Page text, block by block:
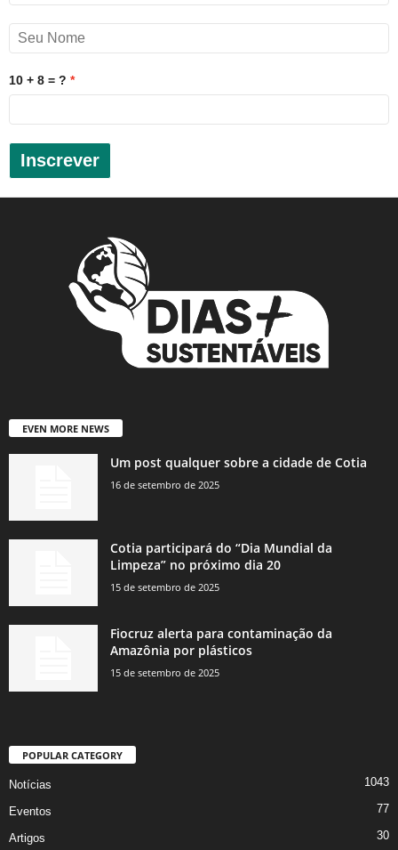
10 + 8 = ?
Inscrever
EVEN MORE NEWS
Um post qualquer sobre a cidade de Cotia
16 de setembro de 2025
Cotia participará do “Dia Mundial da
Limpeza” no próximo dia 20
15 de setembro de 2025
Fiocruz alerta para contaminação da
Amazônia por plásticos
15 de setembro de 2025
POPULAR CATEGORY
Notícias 1043
Eventos 77
Artigos 30